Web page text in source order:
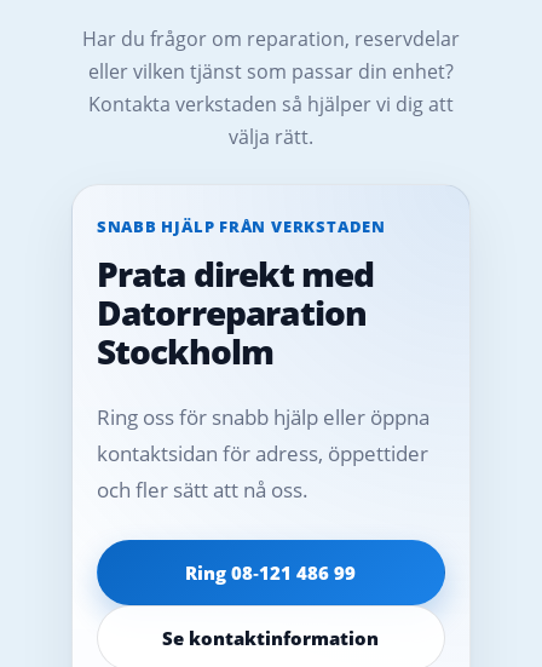
Har du frågor om reparation, reservdelar
eller vilken tjänst som passar din enhet?
Kontakta verkstaden så hjälper vi dig att
välja rätt.
SNABB HJÄLP FRÅN VERKSTADEN
Prata direkt med
Datorreparation
Stockholm
Ring oss för snabb hjälp eller öppna
kontaktsidan för adress, öppettider
och fler sätt att nå oss.
Ring 08‑121 486 99
Se kontaktinformation